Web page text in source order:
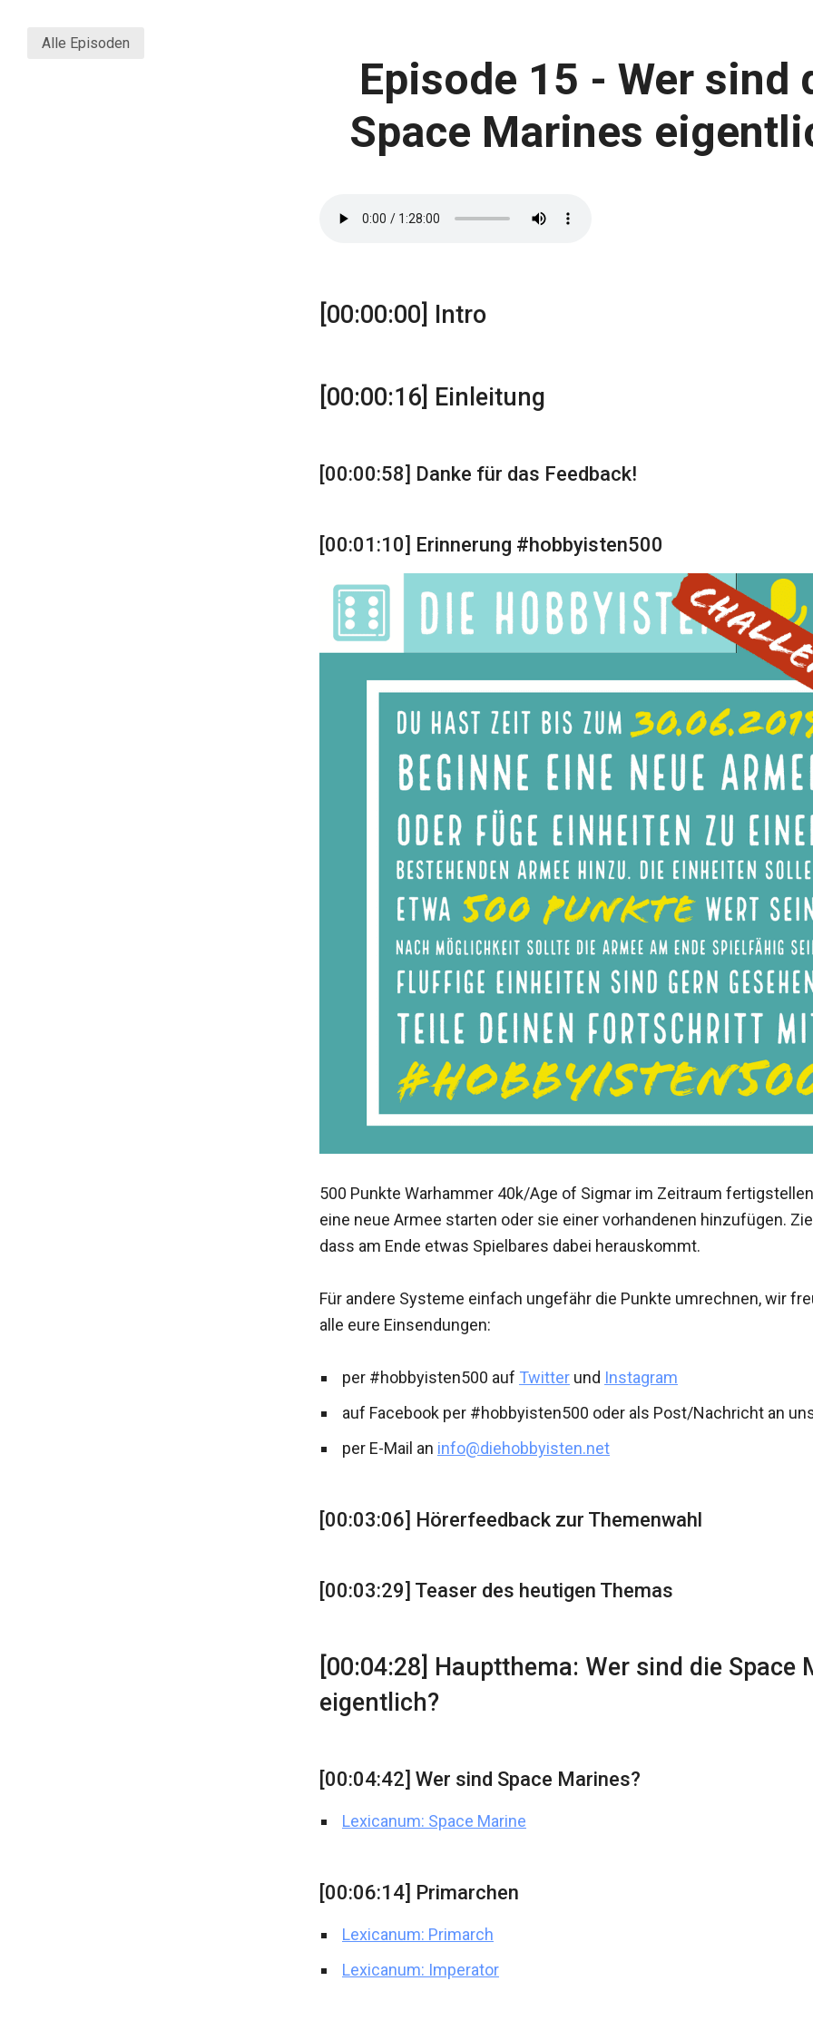
Alle Episoden
Episode 15 - Wer sind
Space Marines
[00:00:00] Intro
[00:00:16] Einleitung
[00:00:58] Danke für das Feedback!
[00:01:10] Erinnerung #hobbyisten500
500 Punkte Warhammer 40k/Age of Sigmar im Zeitraum
eine neue Armee starten oder sie einer vorhandenen hinzufügen.
dass am Ende etwas Spielbares dabei herauskommt.
Für andere Systeme einfach ungefähr die Punkte umrechnen, wir
alle eure Einsendungen:
per #hobbyisten500 auf Twitter und Instagram
auf Facebook per #hobbyisten500 oder als Post/Nachricht an
per E-Mail an info@diehobbyisten.net
[00:03:06] Hörerfeedback zur Themenwahl
[00:03:29] Teaser des heutigen Themas
[00:04:28] Hauptthema: Wer sind die Space
eigentlich?
[00:04:42] Wer sind Space Marines?
Lexicanum: Space Marine
[00:06:14] Primarchen
Lexicanum: Primarch
Lexicanum: Imperator